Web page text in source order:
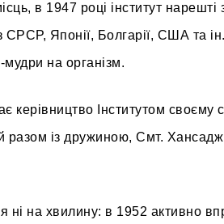
в 1947 році інститут
із СРСР, Японії, Болгарії, США та
на організм.
керівництво Інститутом своєму
із дружиною, Смт. Хансаджі
ні на хвилину: в 1952 активно